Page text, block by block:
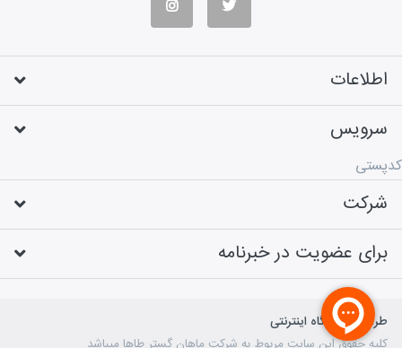
اطلاعات
سرویس
کدپستی
شرکت
برای عضویت در خبرنامه
طراحی فروشگاه اینترنتی
کلیه حقوق این سایت مربوط به شرکت ماهان گستر طاها میباشد